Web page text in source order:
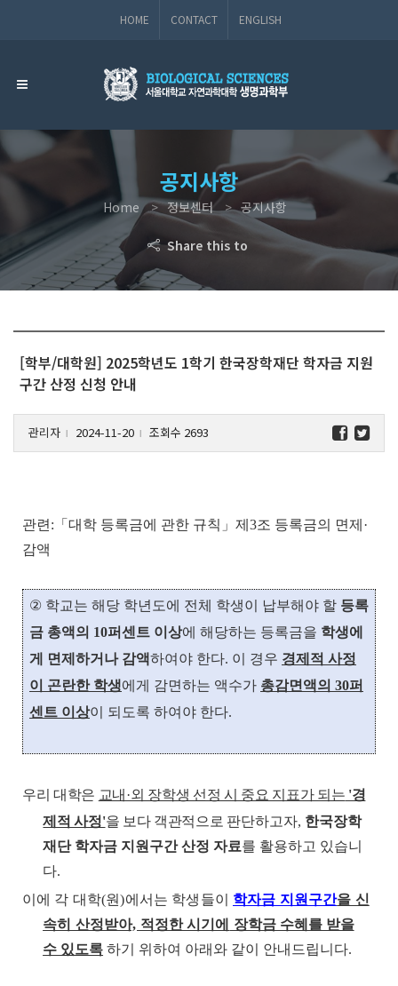
HOME CONTACT ENGLISH
공지사항
Home 정보센터 공지사항
Share this to
[학부/대학원] 2025학년도 1학기 한국장학재단 학자금 지원
구간 산정 신청 안내
관리자 l 2024-11-20 l 조회수 2693
관련: 「대학 등록금에 관한 규칙」제3조 등록금의 면제·
감액
② 학교는 해당 학년도에 전체 학생이 납부해야 할 등록
금 총액의 10퍼센트 이상에 해당하는 등록금을 학생에
게 면제하거나 감액하여야 한다. 이 경우 경제적 사정
이 곤란한 학생에게 감면하는 액수가 총감면액의 30퍼
센트 이상이 되도록 하여야 한다.
우리 대학은 교내·외 장학생 선정 시 중요 지표가 되는 '경
제적 사정'을 보다 객관적으로 판단하고자, 한국장학
재단 학자금 지원구간 산정 자료를 활용하고 있습니
다.
이에 각 대학(원)에서는 학생들이 학자금 지원구간을 신
속히 산정받아, 적정한 시기에
장학금 수혜를 받을
수 있도록 하기 위하여 아래와 같이 안내드립니다.